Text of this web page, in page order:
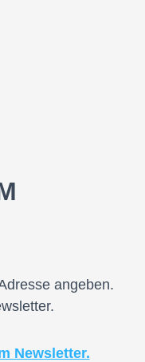
angeben.
Newsletter.